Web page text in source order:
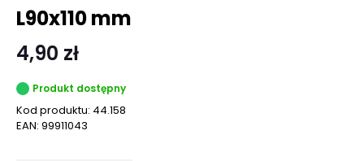
L90x110 mm
4,90 zł
Produkt dostępny
Kod produktu: 44.158
EAN: 99911043